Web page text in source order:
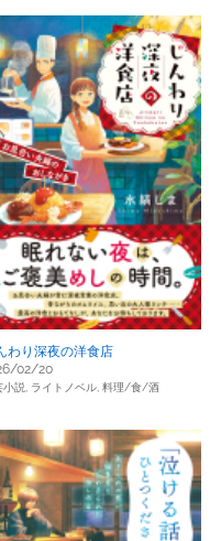
わり深夜の洋食店
02/20
説, ライトノベル, 料理/食/酒